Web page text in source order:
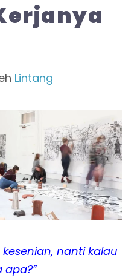
Lintang
nanti kalau